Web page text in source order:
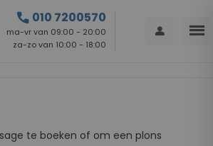
call 010 7200570
ma-vr van 09:00 - 20:00
za-zo van 10:00 - 18:00
person menu
te boeken of om een plons